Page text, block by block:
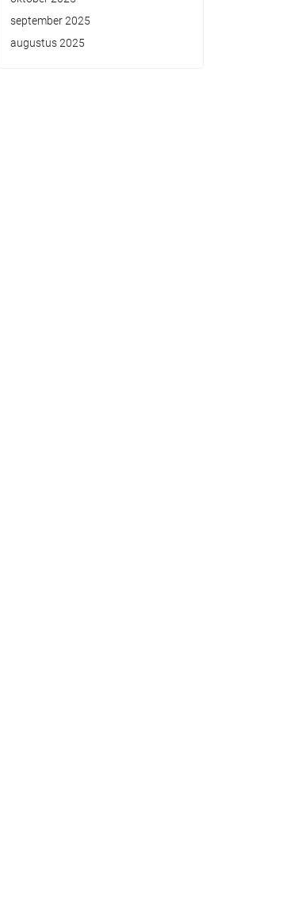
september 2025
augustus 2025